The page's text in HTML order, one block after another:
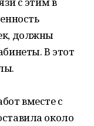
должны
В этот
вместе с
около